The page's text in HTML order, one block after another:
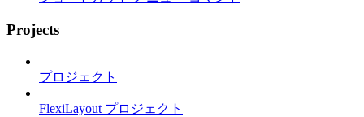
Projects
プロジェクト
FlexiLayout プロジェクト